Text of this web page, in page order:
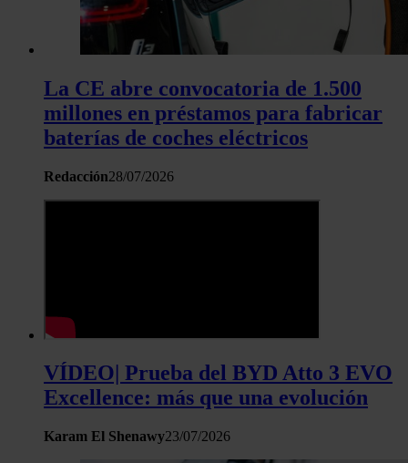
La CE abre convocatoria de 1.500
millones en préstamos para fabricar
baterías de coches eléctricos
Redacción28/07/2026
VÍDEO| Prueba del BYD Atto 3 EVO
Excellence: más que una evolución
Karam El Shenawy23/07/2026